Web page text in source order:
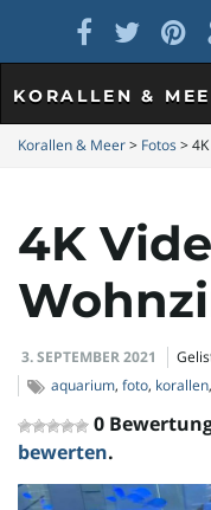
KORALLEN &
Korallen & Meer> Fotos >
4K
3. SEPTEMBER 2021
aquarium, foto, korallen,
0
bewerten.